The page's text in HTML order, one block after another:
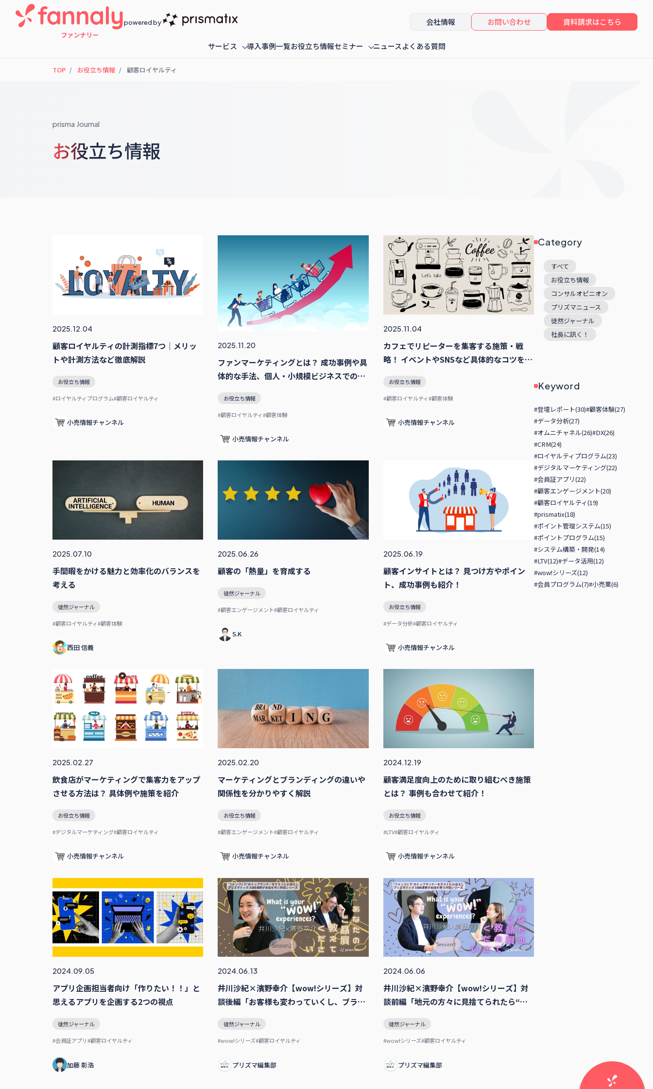
powered by 会社情報 お問い合わせ 資料請求はこちら
サービス 導入事例一覧お役立ち情報セミナー ニュースよくある質問
fannaly loyalty
開催予定のセミナー
TOP お役立ち情報 顧客ロイヤルティ
prisma Journal
お役立ち情報
2025.12.04
顧客ロイヤルティの計測指標7つ｜メリッ
トや計測方法など徹底解説
お役立ち情報
#ロイヤルティプログラム#顧客ロイヤルティ
小売情報チャンネル
2025.11.20
ファンマーケティングとは？ 成功事例や具
体的な手法、個人・小規模ビジネスでの方
お役立ち情報
#顧客ロイヤルティ#顧客体験
小売情報チャンネル
2025.11.04
カフェでリピーターを集客する施策・戦
略！ イベントやSNSなど具体的なコツを解
お役立ち情報
#顧客ロイヤルティ#顧客体験
小売情報チャンネル
2025.07.10
手間暇をかける魅力と効率化のバランスを
考える
徒然ジャーナル
#顧客ロイヤルティ#顧客体験
西田 信義
2025.06.26
顧客の「熱量」を育成する
徒然ジャーナル
#顧客エンゲージメント#顧客ロイヤルティ
S.K
2025.06.19
顧客インサイトとは？ 見つけ方やポイン
ト、成功事例も紹介！
お役立ち情報
#データ分析#顧客ロイヤルティ
小売情報チャンネル
2025.02.27
飲食店がマーケティングで集客力をアップ
させる方法は？ 具体例や施策を紹介
お役立ち情報
#デジタルマーケティング#顧客ロイヤルティ
小売情報チャンネル
2025.02.20
マーケティングとブランディングの違いや
関係性を分かりやすく解説
お役立ち情報
#顧客エンゲージメント#顧客ロイヤルティ
小売情報チャンネル
2024.12.19
顧客満足度向上のために取り組むべき施策
とは？ 事例も合わせて紹介！
お役立ち情報
#LTV#顧客ロイヤルティ
小売情報チャンネル
2024.09.05
アプリ企画担当者向け「作りたい！！」と
思えるアプリを企画する2つの視点
徒然ジャーナル
#会員証アプリ#顧客ロイヤルティ
加藤 彰浩
2024.06.13
井川沙紀×濱野幸介【wow!シリーズ】対
談後編「お客様も変わっていくし、ブラン
廃れてしまう」
徒然ジャーナル
#wow!シリーズ#顧客ロイヤルティ
プリズマ編集部
2024.06.06
井川沙紀×濱野幸介【wow!シリーズ】対
談前編「地元の方々に見捨てられたら“終
徒然ジャーナル
#wow!シリーズ#顧客ロイヤルティ
プリズマ編集部
Category
すべて
お役立ち情報
コンサルオピニオン
プリズマニュース
徒然ジャーナル
社長に訊く！
Keyword
#登壇レポート(30)#顧客体験(27)
#データ分析(27)
#オムニチャネル(26)#DX(26)
#CRM(24)
#ロイヤルティプログラム(23)
#デジタルマーケティング(22)
#会員証アプリ(22)
#顧客エンゲージメント(20)
#顧客ロイヤルティ(19)
#prismatix(18)
#ポイント管理システム(15)
#ポイントプログラム(15)
#システム構築・開発(14)
#LTV(12)#データ活用(12)
#wow!シリーズ(12)
#会員プログラム(7)#小売業(6)